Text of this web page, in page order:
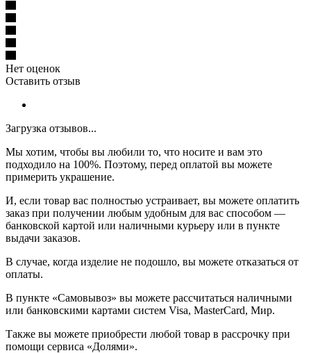
Нет оценок
Оставить отзыв
Загрузка отзывов...
Мы хотим, чтобы вы любили то, что носите и вам это
подходило на 100%. Поэтому, перед оплатой вы можете
примерить украшение.
И, если товар вас полностью устраивает, вы можете оплатить
заказ при получении любым удобным для вас способом —
банковской картой или наличными курьеру или в пункте
выдачи заказов.
В случае, когда изделие не подошло, вы можете отказаться от
оплаты.
В пункте «Самовывоз» вы можете рассчитаться наличными
или банковскими картами систем Visa, MasterCard, Мир.
Также вы можете приобрести любой товар в рассрочку при
помощи сервиса «Долями».